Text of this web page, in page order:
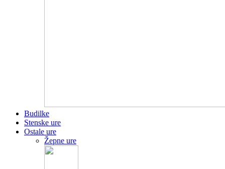
Budilke
Stenske ure
Ostale ure
Žepne ure